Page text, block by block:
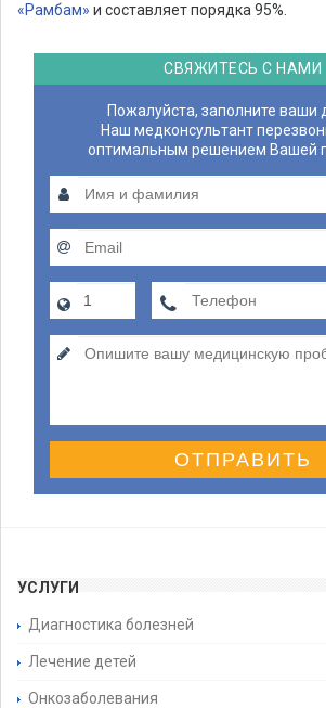
«Рамбам» и составляет порядка 95%.
СВЯЖИТЕСЬ С НАМИ
Пожалуйста, заполните ваши
Наш медконсультант
оптимальным решением Вашей
ОТПРАВИТЬ
УСЛУГИ
Диагностика болезней
Лечение детей
Онкозаболевания